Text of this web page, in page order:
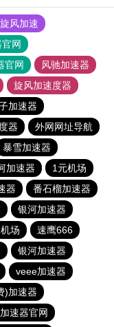
旋风加速
网
官网
风驰加速器
旋风加速度器
加速器
器
外网网址导航
暴雪加速器
加速器
1元机场
器
番石榴加速器
银河加速器
场
速鹰666
银河加速器
veee加速器
)加速器
速器官网